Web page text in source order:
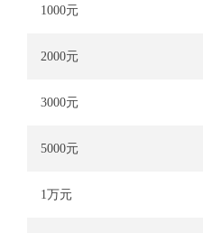
1000元
2000元
3000元
5000元
1万元